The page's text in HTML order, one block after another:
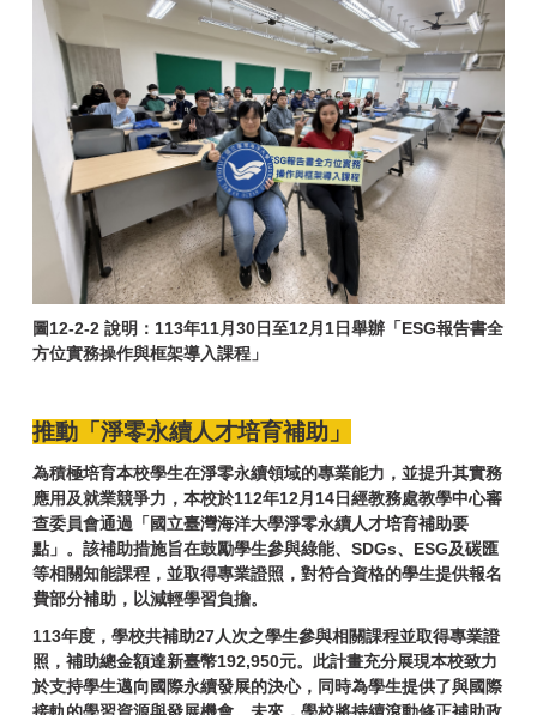
圖12-2-2 說明：113年11月30日至12月1日舉辦「ESG報告書全
方位實務操作與框架導入課程」
推動「淨零永續人才培育補助」
為積極培育本校學生在淨零永續領域的專業能力，並提升其實務
應用及就業競爭力，本校於112年12月14日經教務處教學中心審
查委員會通過「國立臺灣海洋大學淨零永續人才培育補助要
點」。該補助措施旨在鼓勵學生參與綠能、SDGs、ESG及碳匯
等相關知能課程，並取得專業證照，對符合資格的學生提供報名
費部分補助，以減輕學習負擔。
113年度，學校共補助27人次之學生參與相關課程並取得專業證
照，補助總金額達新臺幣192,950元。此計畫充分展現本校致力
於支持學生邁向國際永續發展的決心，同時為學生提供了與國際